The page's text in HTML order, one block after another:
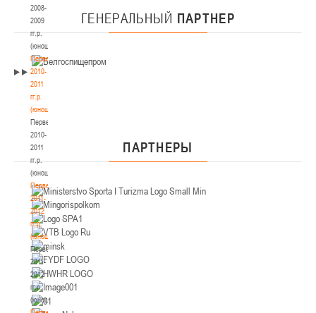
2008-
2009
гг.р.
(юноши)
Первенство
2010-
2011
гг.р.
(юноши)
Первенство
2010-
2011
гг.р.
(юноши)
Первенство
2011-
2012
гг.р.
(юноши)
Первенство
2011-
2012
гг.р.
(юноши)
ГЕНЕРАЛЬНЫЙ ПАРТНЕР
ПАРТНЕРЫ